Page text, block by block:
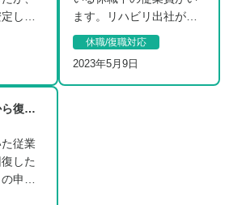
して
勤や
た
ます。リハビリ出社が必
要かどうか、実施する場
合はどのように進めて
い…
休職/復職対応
2023年5月9日
休職中の従業員から復職したいと申し出があったときの対応について
従業
した
申し
職さ